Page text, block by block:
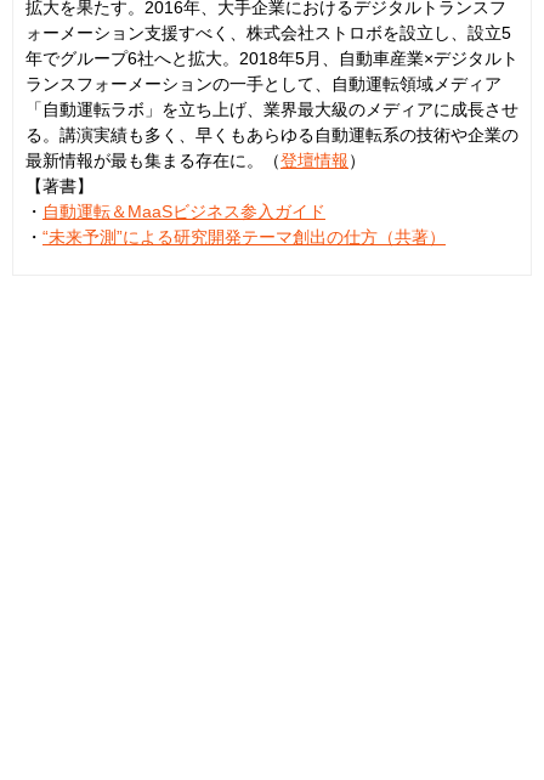
拡大を果たす。2016年、大手企業におけるデジタルトランスフ
ォーメーション支援すべく、株式会社ストロボを設立し、設立5
年でグループ6社へと拡大。2018年5月、自動車産業×デジタルト
ランスフォーメーションの一手として、自動運転領域メディア
「自動運転ラボ」を立ち上げ、業界最大級のメディアに成長させ
る。講演実績も多く、早くもあらゆる自動運転系の技術や企業の
最新情報が最も集まる存在に。（登壇情報）
【著書】
・ 自動運転＆MaaSビジネス参入ガイド
・ “未来予測”による研究開発テーマ創出の仕方（共著）